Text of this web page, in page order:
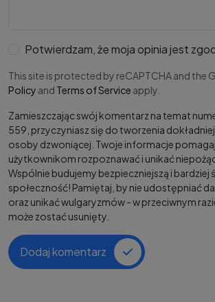
Potwierdzam, że moja opinia jest
This site is protected by reCAPTCHA and the
Policy and Terms of Service apply.
Zamieszczając swój komentarz na temat
559, przyczyniasz się do tworzenia
osoby dzwoniącej. Twoje informacje
użytkownikom rozpoznawać i unikać
Wspólnie budujemy bezpieczniejszą i bardziej
społeczność! Pamiętaj, by nie udostępniać
oraz unikać wulgaryzmów - w przeciwnym
może zostać usunięty.
Dodaj komentarz